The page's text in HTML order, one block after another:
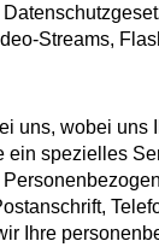
Streams,
uns, wobei
ein spezielles
Ihre